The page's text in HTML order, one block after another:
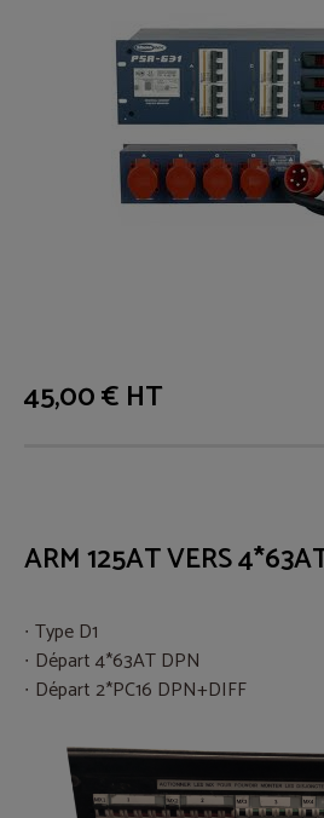
45,00 € HT
ARM 125AT VERS
Type D1
Départ 4*63AT DPN
Départ 2*PC16 DPN+DIFF